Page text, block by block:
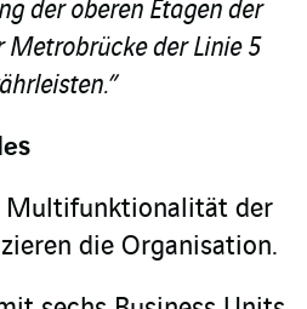
der oberen Etagen der
Metrobrücke der Linie 5
Multifunktionalität der
die Organisation.